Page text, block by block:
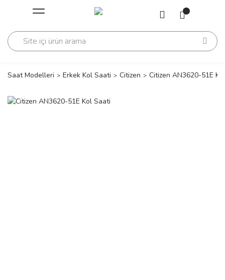
Geri Dön
Geri Dön
Saat Modelleri Erkek Kol Saati Citizen Citizen AN3620-51E